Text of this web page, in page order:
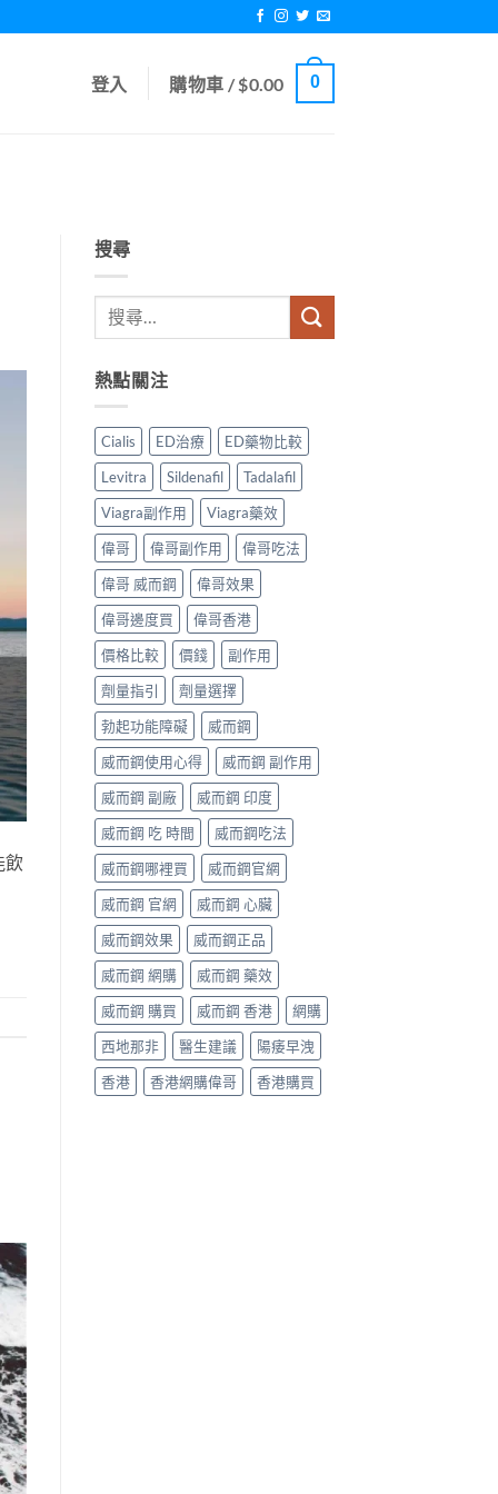
登入 購物車 /$0.00 0
飲
搜尋
熱點關注
Cialis ED治療
ED藥物比較
Levitra
Sildenafil
Tadalafil
Viagra副作用
Viagra藥效
偉哥
偉哥副作用
偉哥吃法
偉哥 威而鋼
偉哥效果
偉哥邊度買
偉哥香港
價格比較
價錢
副作用
劑量指引
劑量選擇
勃起功能障礙
威而鋼
威而鋼使用心得
威而鋼 副作用
威而鋼 副廠
威而鋼 印度
威而鋼 吃 時間
威而鋼吃法
威而鋼哪裡買
威而鋼官網
威而鋼 官網
威而鋼 心臟
威而鋼效果
威而鋼正品
威而鋼 網購
威而鋼 藥效
威而鋼 購買
威而鋼 香港
網購
西地那非
醫生建議
陽痿早洩
香港
香港網購偉哥 香港購買